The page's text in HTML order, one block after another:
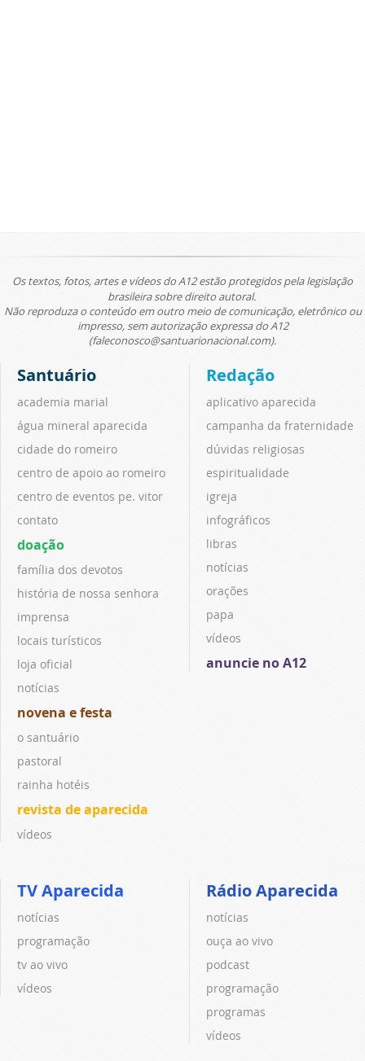
Os textos, fotos, artes e vídeos do A12 estão protegidos pela legislação
brasileira sobre direito autoral.
Não reproduza o conteúdo em outro meio de comunicação, eletrônico ou
impresso, sem autorização expressa do A12
(faleconosco@santuarionacional.com).
Santuário
academia marial
água mineral aparecida
cidade do romeiro
centro de apoio ao romeiro
centro de eventos pe. vitor
contato
doação
família dos devotos
história de nossa senhora
imprensa
locais turísticos
loja oficial
notícias
novena e festa
o santuário
pastoral
rainha hotéis
revista de aparecida
vídeos
Redação
aplicativo aparecida
campanha da fraternidade
dúvidas religiosas
espiritualidade
igreja
infográficos
libras
notícias
orações
papa
vídeos
anuncie no A12
TV Aparecida
notícias
programação
tv ao vivo
vídeos
Rádio Aparecida
notícias
ouça ao vivo
podcast
programação
programas
vídeos